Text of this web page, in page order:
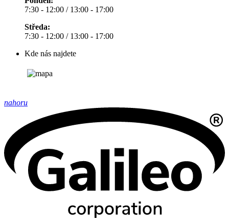
7:30 - 12:00 / 13:00 - 17:00
Středa:
7:30 - 12:00 / 13:00 - 17:00
Kde nás najdete
nahoru